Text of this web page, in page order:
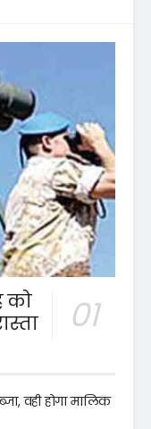
को
वही होगा मालिक